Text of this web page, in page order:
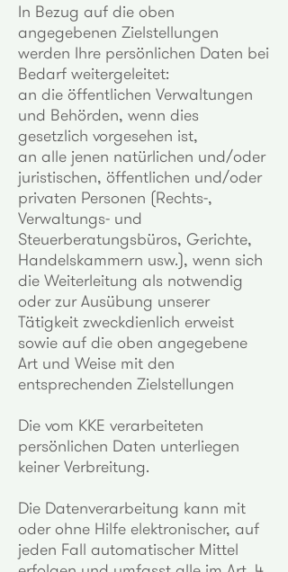
In Bezug auf die oben
angegebenen Zielstellungen
werden Ihre persönlichen Daten bei
Bedarf weitergeleitet:
an die öffentlichen Verwaltungen
und Behörden, wenn dies
gesetzlich vorgesehen ist,
an alle jenen natürlichen und/oder
juristischen, öffentlichen und/oder
privaten Personen (Rechts-,
Verwaltungs- und
Steuerberatungsbüros, Gerichte,
Handelskammern usw.), wenn sich
die Weiterleitung als notwendig
oder zur Ausübung unserer
Tätigkeit zweckdienlich erweist
sowie auf die oben angegebene
Art und Weise mit den
entsprechenden Zielstellungen
Die vom KKE verarbeiteten
persönlichen Daten unterliegen
keiner Verbreitung.
Die Datenverarbeitung kann mit
oder ohne Hilfe elektronischer, auf
jeden Fall automatischer Mittel